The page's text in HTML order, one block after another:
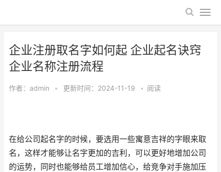
企业注册取名字如何起 企业起名诀窍
企业名称注册流程
作者： admin • 更新时间：2024-11-19 • 阅读
在给公司起名字的时候，要选用一些寓意吉祥的字眼来取
名，这样才能够让名字更加的吉利，可以更好地增加公司
的运势，同时也能够给员工增加信心，给竞争对手施加压